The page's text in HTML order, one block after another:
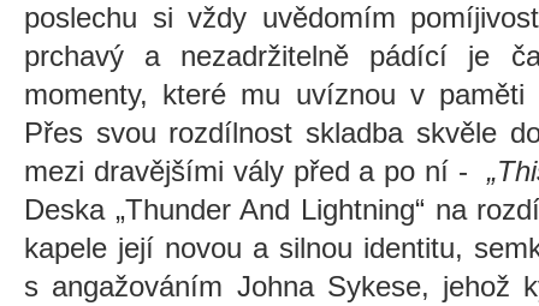
poslechu si vždy uvědomím
prchavý a nezadržitelně pádící je
momenty, které mu uvíznou v
Přes svou rozdílnost skladba skvěle
mezi dravějšími vály před a po ní -
Deska „Thunder And Lightning“ na
kapele její novou a silnou identitu,
s angažováním Johna Sykese, jehož